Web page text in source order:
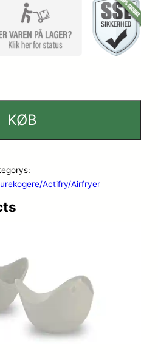
KØB
Actifry/Airfryer